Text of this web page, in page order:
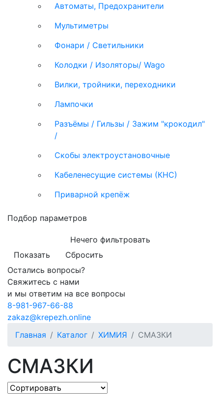
Автоматы, Предохранители
Мультиметры
Фонари / Светильники
Колодки / Изоляторы/ Wago
Вилки, тройники, переходники
Лампочки
Разъёмы / Гильзы / Зажим "крокодил"
/
Скобы электроустановочные
Кабеленесущие системы (КНС)
Приварной крепёж
Подбор параметров
Нечего фильтровать
Показать
Сбросить
Остались вопросы?
Свяжитесь с нами
и мы ответим на все вопросы
8-981-967-66-88
zakaz@krepezh.online
Главная
Каталог ХИМИЯ СМАЗКИ
СМАЗКИ